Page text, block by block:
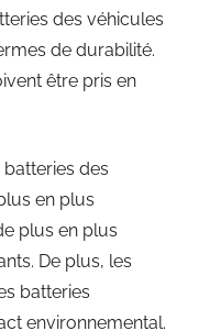
des véhicules
de durabilité.
être pris en
batteries des
en plus
plus en plus
De plus, les
batteries
environnemental.